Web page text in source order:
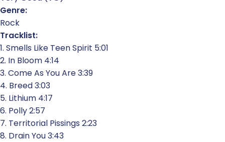
Genre:
Rock
Tracklist:
1. Smells Like Teen Spirit 5:01
2. In Bloom 4:14
3. Come As You Are 3:39
4. Breed 3:03
5. Lithium 4:17
6. Polly 2:57
7. Territorial Pissings 2:23
8. Drain You 3:43